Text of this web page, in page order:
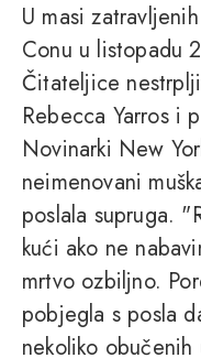
U masi
Conu u listopadu
Čitateljice
Rebecca Yarros i
Novinarki New
neimenovani
poslala supruga.
kući ako ne
mrtvo ozbiljno.
pobjegla s posla
nekoliko